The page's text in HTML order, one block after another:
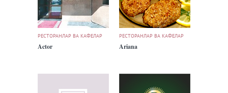
РЕСТОРАНЛАР ВА КАФЕЛАР
Actor
РЕСТОРАНЛАР ВА КАФЕЛАР
Ariana